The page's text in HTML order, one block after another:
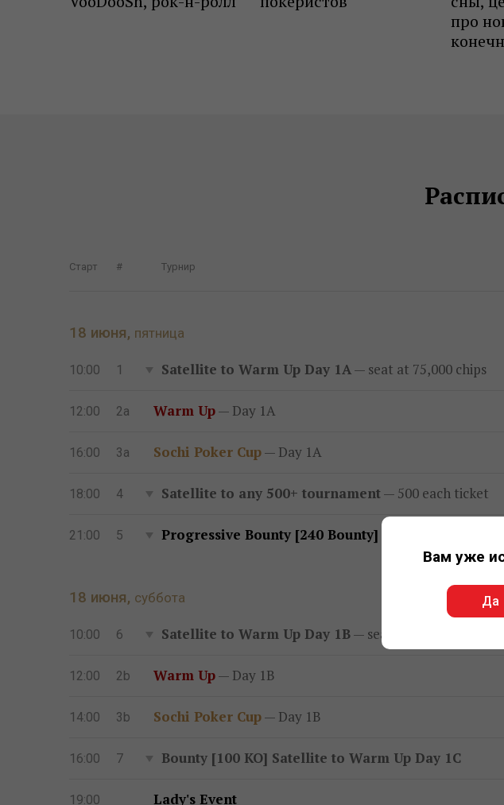
Вам уже
Да
про
Старт # Турнир
18 июня, пятница
10:00 1 Satellite to Warm Up Day 1A— seat at 75,000 chips
12:00 2a Warm Up— Day 1A
16:00 3a Sochi Poker Cup— Day 1A
18:00 4 Satellite to any 500+ tournament— 500 each ticket
21:00 5 Progressive Bounty [240 Bounty]
18 июня, суббота
10:00 6 Satellite to Warm Up Day 1B— seat at 75,000 chips
12:00 2b Warm Up— Day 1B
14:00 3b Sochi Poker Cup— Day 1B
16:00 7 Bounty [100 KO] Satellite to Warm Up Day 1C
19:00 Lady's Event